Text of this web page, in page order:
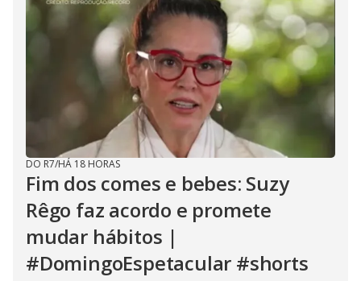
DO R7/HÁ 18 HORAS
Fim dos comes e bebes: Suzy
Rêgo faz acordo e promete
mudar hábitos |
#DomingoEspetacular #shorts